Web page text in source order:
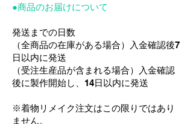
●商品のお届けについて
発送までの日数
（全商品の在庫がある場合）入金確認後7
日以内に発送
（受注生産品が含まれる場合）入金確認
後に製作開始し、14日以内に発送
※着物リメイク注文はこの限りではあり
ません。